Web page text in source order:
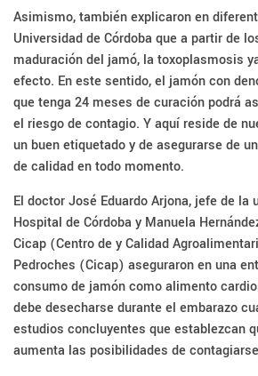
Asimismo, también explicaron en
Universidad de Córdoba que a partir de
maduración del jamó, la toxoplasmosis
efecto. En este sentido, el jamón con
que tenga 24 meses de curación podrá
el riesgo de contagio. Y aquí reside de
un buen etiquetado y de asegurarse de
de calidad en todo momento.
El doctor José Eduardo Arjona, jefe de la
Hospital de Córdoba y Manuela
Cicap (Centro de y Calidad
Pedroches (Cicap) aseguraron en una
consumo de jamón como alimento
debe desecharse durante el embarazo
estudios concluyentes que establezcan
aumenta las posibilidades de